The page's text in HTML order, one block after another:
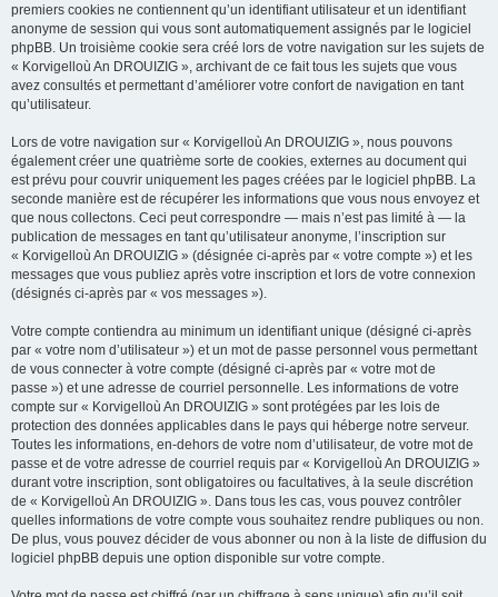
premiers cookies ne contiennent qu’un identifiant utilisateur et un identifiant
anonyme de session qui vous sont automatiquement assignés par le logiciel
phpBB. Un troisième cookie sera créé lors de votre navigation sur les sujets de
« Korvigelloù An DROUIZIG », archivant de ce fait tous les sujets que vous
avez consultés et permettant d’améliorer votre confort de navigation en tant
qu’utilisateur.
Lors de votre navigation sur « Korvigelloù An DROUIZIG », nous pouvons
également créer une quatrième sorte de cookies, externes au document qui
est prévu pour couvrir uniquement les pages créées par le logiciel phpBB. La
seconde manière est de récupérer les informations que vous nous envoyez et
que nous collectons. Ceci peut correspondre — mais n’est pas limité à — la
publication de messages en tant qu’utilisateur anonyme, l’inscription sur
« Korvigelloù An DROUIZIG » (désignée ci-après par « votre compte ») et les
messages que vous publiez après votre inscription et lors de votre connexion
(désignés ci-après par « vos messages »).
Votre compte contiendra au minimum un identifiant unique (désigné ci-après
par « votre nom d’utilisateur ») et un mot de passe personnel vous permettant
de vous connecter à votre compte (désigné ci-après par « votre mot de
passe ») et une adresse de courriel personnelle. Les informations de votre
compte sur « Korvigelloù An DROUIZIG » sont protégées par les lois de
protection des données applicables dans le pays qui héberge notre serveur.
Toutes les informations, en-dehors de votre nom d’utilisateur, de votre mot de
passe et de votre adresse de courriel requis par « Korvigelloù An DROUIZIG »
durant votre inscription, sont obligatoires ou facultatives, à la seule discrétion
de « Korvigelloù An DROUIZIG ». Dans tous les cas, vous pouvez contrôler
quelles informations de votre compte vous souhaitez rendre publiques ou non.
De plus, vous pouvez décider de vous abonner ou non à la liste de diffusion du
logiciel phpBB depuis une option disponible sur votre compte.